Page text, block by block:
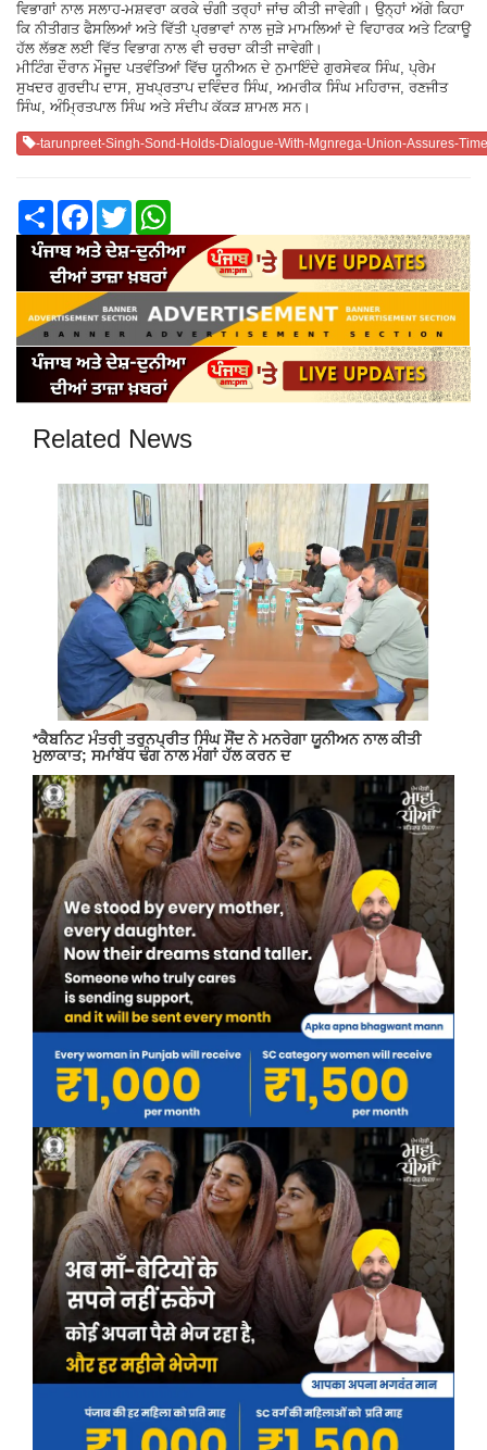
ਵਿਭਾਗਾਂ ਨਾਲ ਸਲਾਹ-ਮਸ਼ਵਰਾ ਕਰਕੇ ਚੰਗੀ ਤਰ੍ਹਾਂ ਜਾਂਚ ਕੀਤੀ ਜਾਵੇਗੀ। ਉਨ੍ਹਾਂ ਅੱਗੇ ਕਿਹਾ
ਕਿ ਨੀਤੀਗਤ ਫੈਸਲਿਆਂ ਅਤੇ ਵਿੱਤੀ ਪ੍ਰਭਾਵਾਂ ਨਾਲ ਜੁੜੇ ਮਾਮਲਿਆਂ ਦੇ ਵਿਹਾਰਕ ਅਤੇ ਟਿਕਾਊ
ਹੱਲ ਲੱਭਣ ਲਈ ਵਿੱਤ ਵਿਭਾਗ ਨਾਲ ਵੀ ਚਰਚਾ ਕੀਤੀ ਜਾਵੇਗੀ।
ਮੀਟਿੰਗ ਦੌਰਾਨ ਮੌਜੂਦ ਪਤਵੰਤਿਆਂ ਵਿੱਚ ਯੂਨੀਅਨ ਦੇ ਨੁਮਾਇੰਦੇ ਗੁਰਸੇਵਕ ਸਿੰਘ, ਪ੍ਰੇਮ
ਸੁਖਦਰ ਗੁਰਦੀਪ ਦਾਸ, ਸੁਖਪ੍ਰਤਾਪ ਦਵਿੰਦਰ ਸਿੰਘ, ਅਮਰੀਕ ਸਿੰਘ ਮਹਿਰਾਜ, ਰਣਜੀਤ
ਸਿੰਘ, ਅੰਮ੍ਰਿਤਪਾਲ ਸਿੰਘ ਅਤੇ ਸੰਦੀਪ ਕੱਕੜ ਸ਼ਾਮਲ ਸਨ।
-tarunpreet-Singh-Sond-Holds-Dialogue-With-Mgnrega-Union-Assures-
Share Facebook
Twitter
Related News
*ਕੈਬਨਿਟ ਮੰਤਰੀ ਤਰੁਨਪ੍ਰੀਤ ਸਿੰਘ ਸੌਂਦ ਨੇ ਮਨਰੇਗਾ ਯੂਨੀਅਨ ਨਾਲ ਕੀਤੀ
ਮੁਲਾਕਾਤ; ਸਮਾਂਬੱਧ ਢੰਗ ਨਾਲ ਮੰਗਾਂ ਹੱਲ ਕਰਨ ਦ